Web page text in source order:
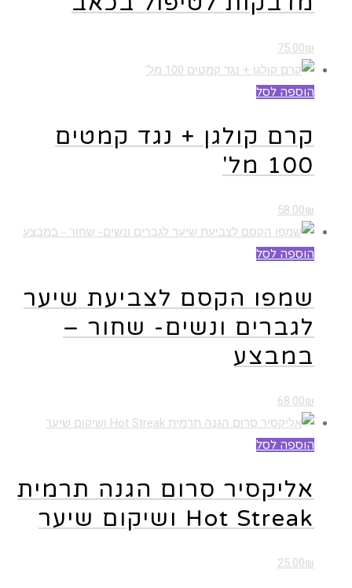
75.00₪
הוספה לסל
קרם קולגן + נגד קמטים
100 מל'
58.00₪
הוספה לסל
שמפו הקסם לצביעת שיער
לגברים ונשים- שחור –
במבצע
68.00₪
הוספה לסל
אליקסיר סרום הגנה תרמית
Hot Streak ושיקום שיער
25.00₪